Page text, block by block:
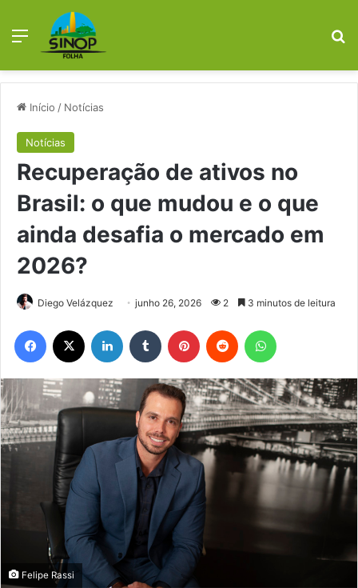
Menu
Início / Notícias
Notícias
Recuperação de ativos no
Brasil: o que mudou e o que
ainda desafia o mercado em
2026?
Diego Velázquez junho 26, 2026 2 3 minutos de leitura
Facebook Linkedin Tumblr Pinterest Reddit
Felipe Rassi